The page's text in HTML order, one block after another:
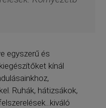
egyszerű és
kínál
Ruhák, hátizsákok,